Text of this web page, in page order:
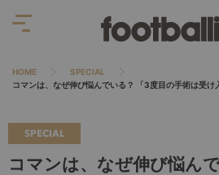
HOME
SPECIAL
コマンは、なぜ伸び悩んでいる？ 「3度目の手術は受け
SPECIAL
コマンは、なぜ伸び悩ん